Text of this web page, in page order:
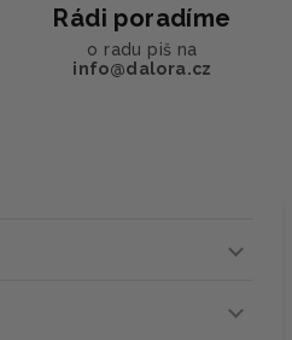
Rádi poradíme
o radu piš na
info@dalora.cz